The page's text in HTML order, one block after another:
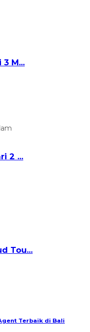
M...
2 ...
Tou...
Terbaik di Bali